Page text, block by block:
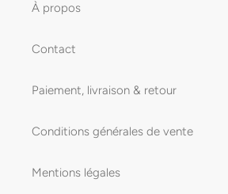
À propos
Contact
Paiement, livraison & retour
Conditions générales de vente
Mentions légales